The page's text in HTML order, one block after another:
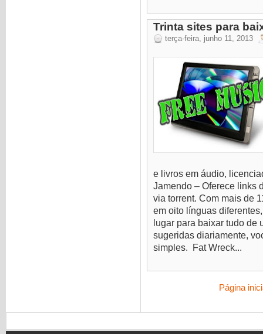
Trinta sites para
terça-feira, junho 11, 2013
e livros em áudio,
Jamendo – Oferece links
via torrent. Com mais de
em oito línguas
lugar para baixar tudo de
sugeridas diariamente,
simples. Fat Wreck...
Página